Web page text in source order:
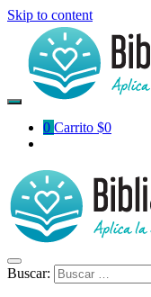
Skip to content
0 Carrito $0
Buscar: